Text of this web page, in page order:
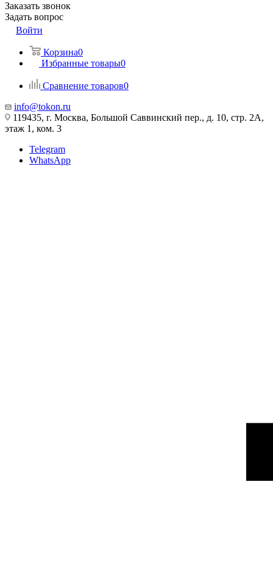
Заказать звонок
Задать вопрос
Войти
Корзина0
Избранные товары0
Сравнение товаров0
info@tokon.ru
119435, г. Москва, Большой Саввинский пер., д. 10, стр. 2А,
этаж 1, ком. 3
Telegram
WhatsApp